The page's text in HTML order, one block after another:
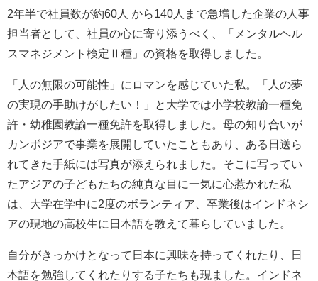
2年半で社員数が約60人 から140人まで急増した企業の人事
担当者として、社員の心に寄り添うべく、「メンタルヘル
スマネジメント検定Ⅱ種」の資格を取得しました。
「人の無限の可能性」にロマンを感じていた私。「人の夢
の実現の手助けがしたい！」と大学では小学校教諭一種免
許・幼稚園教諭一種免許を取得しました。母の知り合いが
カンボジアで事業を展開していたこともあり、ある日送ら
れてきた手紙には写真が添えられました。そこに写ってい
たアジアの子どもたちの純真な目に一気に心惹かれた私
は、大学在学中に2度のボランティア、卒業後はインドネシ
アの現地の高校生に日本語を教えて暮らしていました。
自分がきっかけとなって日本に興味を持ってくれたり、日
本語を勉強してくれたりする子たちも現ました。インドネ